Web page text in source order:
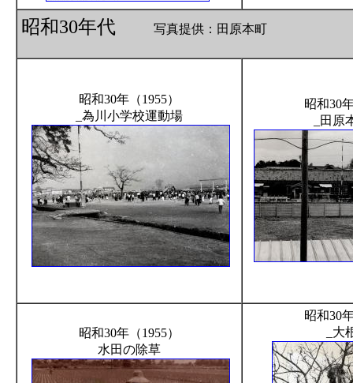
昭和30年代 写真提供：田原本町
昭和30年（1955）
_為川小学校運動場
昭和30
_田原
昭和30年（1955）
水田の除草
昭和30
_大